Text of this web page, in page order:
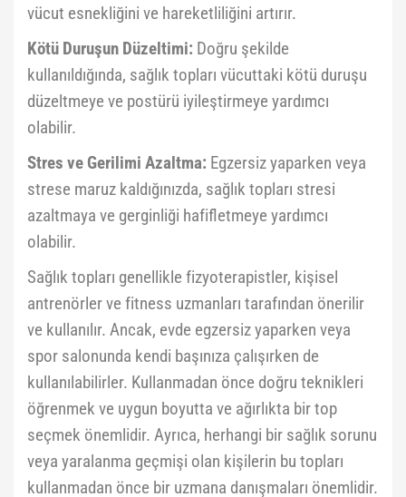
vücut esnekliğini ve hareketliliğini artırır.
Kötü Duruşun Düzeltimi: Doğru şekilde
kullanıldığında, sağlık topları vücuttaki kötü duruşu
düzeltmeye ve postürü iyileştirmeye yardımcı
olabilir.
Stres ve Gerilimi Azaltma: Egzersiz yaparken veya
strese maruz kaldığınızda, sağlık topları stresi
azaltmaya ve gerginliği hafifletmeye yardımcı
olabilir.
Sağlık topları genellikle fizyoterapistler, kişisel
antrenörler ve fitness uzmanları tarafından önerilir
ve kullanılır. Ancak, evde egzersiz yaparken veya
spor salonunda kendi başınıza çalışırken de
kullanılabilirler. Kullanmadan önce doğru teknikleri
öğrenmek ve uygun boyutta ve ağırlıkta bir top
seçmek önemlidir. Ayrıca, herhangi bir sağlık sorunu
veya yaralanma geçmişi olan kişilerin bu topları
kullanmadan önce bir uzmana danışmaları önemlidir.